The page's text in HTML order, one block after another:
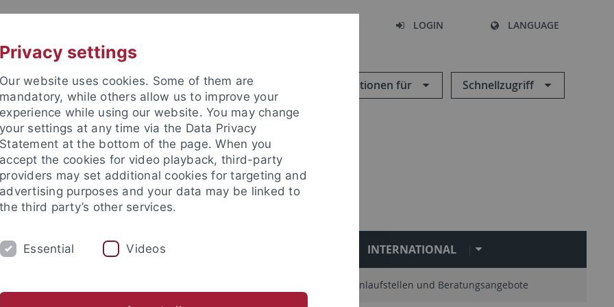
LOGIN LANGUAGE
Informationen für Schnellzugriff
und Recht
FORSCHUNG INTERNATIONAL
Zentrale Anlaufstellen und Beratungsangebote
Privacy settings
Our website uses cookies. Some of them are
mandatory, while others allow us to improve your
experience while using our website. You may change
your settings at any time via the Data Privacy
Statement at the bottom of the page. When you
accept the cookies for video playback, third-party
providers may set additional cookies for targeting and
advertising purposes and your data may be linked to
the third party’s other services.
Essential Videos